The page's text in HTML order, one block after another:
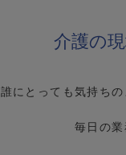
介護の
誰にとっても気持ち
毎日の業